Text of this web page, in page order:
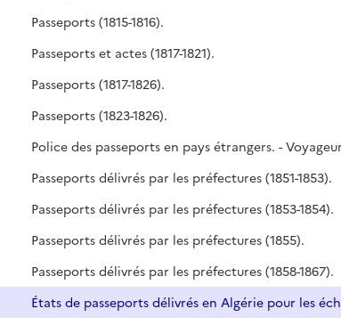
Passeports (1815-1816).
Passeports et actes (1817-1821).
Passeports (1817-1826).
Passeports (1823-1826).
Passeports délivrés par les préfectures (1851-1853).
Passeports délivrés par les préfectures (1853-1854).
Passeports délivrés par les préfectures (1855).
Passeports délivrés par les préfectures (1858-1867).